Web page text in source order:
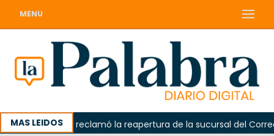
MENU
MAS LEIDOS
Odarda reclamó la reapertura de la sucursal del Correo